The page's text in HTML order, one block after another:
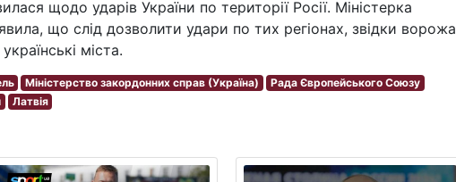
щодо ударів України по території Росії. Міністерка
що слід дозволити удари по тих регіонах, звідки ворожа
міста.
Міністерство закордонних справ (Україна)
Рада Європейського Союзу
Латвія